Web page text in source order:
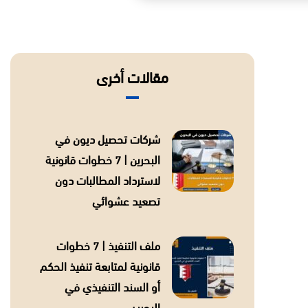
مقالات أخرى
شركات تحصيل ديون في
البحرين | 7 خطوات قانونية
لاسترداد المطالبات دون
تصعيد عشوائي
ملف التنفيذ | 7 خطوات
قانونية لمتابعة تنفيذ الحكم
أو السند التنفيذي في